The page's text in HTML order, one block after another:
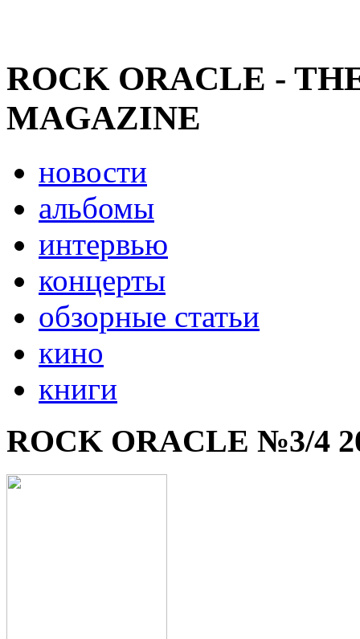
ROCK ORACLE -
MAGAZINE
новости
альбомы
интервью
концерты
обзорные статьи
кино
книги
ROCK ORACLE №3/4